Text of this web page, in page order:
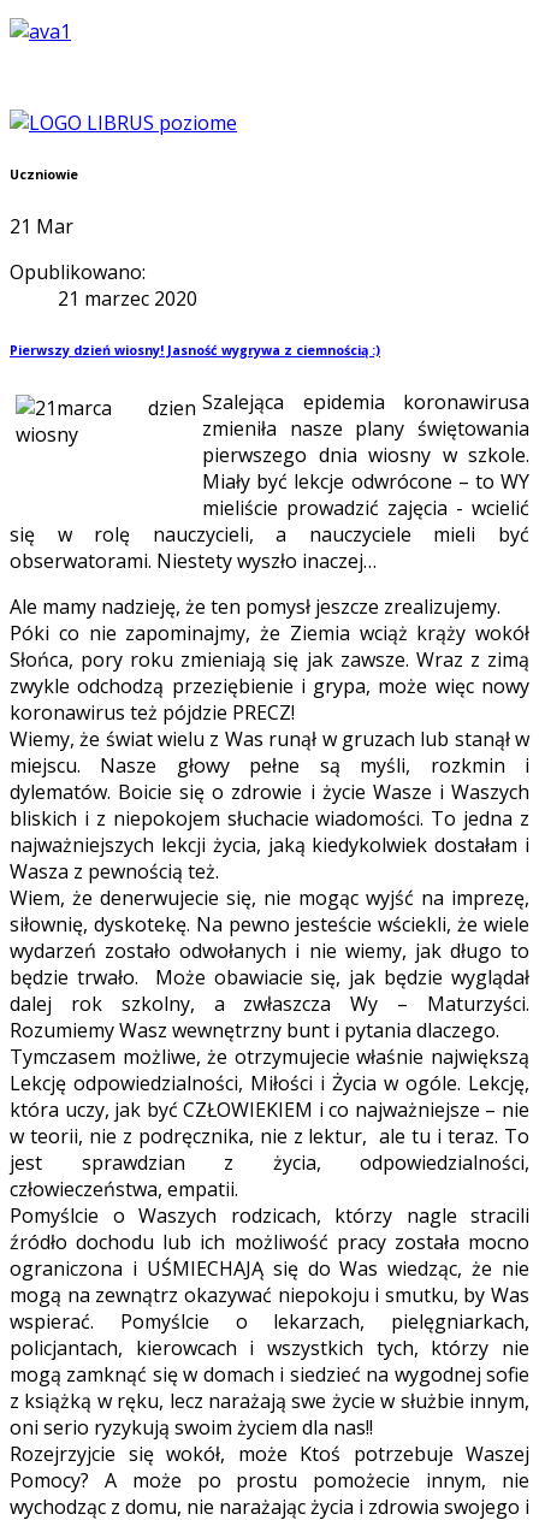
Uczniowie
21 Mar
Opublikowano:
21 marzec 2020
Pierwszy dzień wiosny! Jasność wygrywa z ciemnością :)
Szalejąca epidemia koronawirusa
zmieniła nasze plany świętowania
pierwszego dnia wiosny w szkole.
Miały być lekcje odwrócone – to WY
mieliście prowadzić zajęcia - wcielić
się w rolę nauczycieli, a nauczyciele mieli być
obserwatorami. Niestety wyszło inaczej…
Ale mamy nadzieję, że ten pomysł jeszcze zrealizujemy.
Póki co nie zapominajmy, że Ziemia wciąż krąży wokół
Słońca, pory roku zmieniają się jak zawsze. Wraz z zimą
zwykle odchodzą przeziębienie i grypa, może więc nowy
koronawirus też pójdzie PRECZ!
Wiemy, że świat wielu z Was runął w gruzach lub stanął w
miejscu. Nasze głowy pełne są myśli, rozkmin i
dylematów. Boicie się o zdrowie i życie Wasze i Waszych
bliskich i z niepokojem słuchacie wiadomości. To jedna z
najważniejszych lekcji życia, jaką kiedykolwiek dostałam i
Wasza z pewnością też.
Wiem, że denerwujecie się, nie mogąc wyjść na imprezę,
siłownię, dyskotekę. Na pewno jesteście wściekli, że wiele
wydarzeń zostało odwołanych i nie wiemy, jak długo to
będzie trwało. Może obawiacie się, jak będzie wyglądał
dalej rok szkolny, a zwłaszcza Wy – Maturzyści.
Rozumiemy Wasz wewnętrzny bunt i pytania dlaczego.
Tymczasem możliwe, że otrzymujecie właśnie największą
Lekcję odpowiedzialności, Miłości i Życia w ogóle. Lekcję,
która uczy, jak być CZŁOWIEKIEM i co najważniejsze – nie
w teorii, nie z podręcznika, nie z lektur, ale tu i teraz. To
jest sprawdzian z życia, odpowiedzialności,
człowieczeństwa, empatii.
Pomyślcie o Waszych rodzicach, którzy nagle stracili
źródło dochodu lub ich możliwość pracy została mocno
ograniczona i UŚMIECHAJĄ się do Was wiedząc, że nie
mogą na zewnątrz okazywać niepokoju i smutku, by Was
wspierać. Pomyślcie o lekarzach, pielęgniarkach,
policjantach, kierowcach i wszystkich tych, którzy nie
mogą zamknąć się w domach i siedzieć na wygodnej sofie
z książką w ręku, lecz narażają swe życie w służbie innym,
oni serio ryzykują swoim życiem dla nas!!
Rozejrzyjcie się wokół, może Ktoś potrzebuje Waszej
Pomocy? A może po prostu pomożecie innym, nie
wychodząc z domu, nie narażając życia i zdrowia swojego i